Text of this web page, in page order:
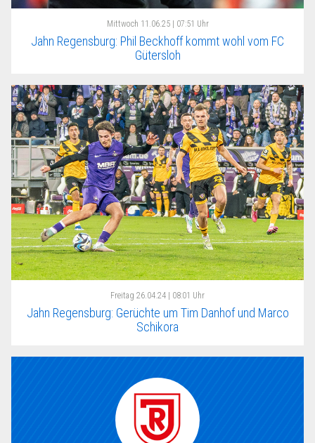
Mittwoch 11.06.25 | 07:51 Uhr
Jahn Regensburg: Phil Beckhoff kommt wohl vom FC
Gütersloh
Freitag 26.04.24 | 08:01 Uhr
Jahn Regensburg: Gerüchte um Tim Danhof und Marco
Schikora